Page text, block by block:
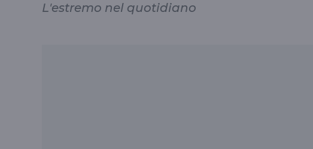
L'estremo nel quotidiano